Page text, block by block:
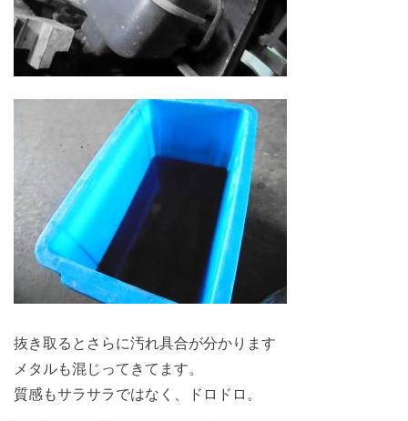
抜き取るとさらに汚れ具合が分かります
メタルも混じってきてます。
質感もサラサラではなく、ドロドロ。